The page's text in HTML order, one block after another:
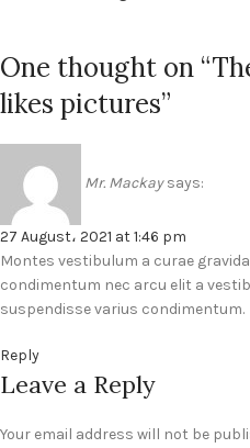
One thought on “
likes pictures”
Mr. Mackay says:
27 August، 2021 at 1:46 pm
Montes vestibulum a curae
condimentum nec arcu elit a
suspendisse varius condimentum.
Reply
Leave a Reply
Your email address will not be